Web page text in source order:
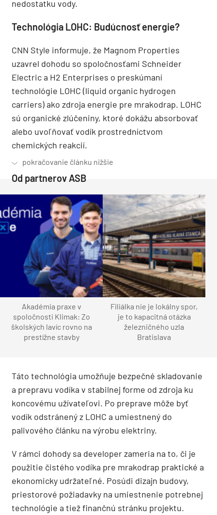
nedostatku vody.
Technológia LOHC: Budúcnosť energie?
CNN Style informuje, že Magnom Properties
uzavrel dohodu so spoločnosťami Schneider
Electric a H2 Enterprises o preskúmaní
technológie LOHC (liquid organic hydrogen
carriers) ako zdroja energie pre mrakodrap. LOHC
sú organické zlúčeniny, ktoré dokážu absorbovať
alebo uvoľňovať vodík prostredníctvom
chemických reakcií.
Od partnerov ASB
Akadémia praxe v
spoločnosti Klimak: Zo
školských lavíc rovno na
prestížne stavby
Filiálka nie je lokálny spor,
je to kapacitná otázka
železničného uzla
Bratislava
Táto technológia umožňuje bezpečné skladovanie
a prepravu vodíka v stabilnej forme od zdroja ku
koncovému užívateľovi. Po preprave môže byť
vodík odstránený z LOHC a umiestnený do
palivového článku na výrobu elektriny.
V rámci dohody sa developer zameria na to, či je
použitie čistého vodíka pre mrakodrap praktické a
ekonomicky udržateľné. Posúdi dizajn budovy,
priestorové požiadavky na umiestnenie potrebnej
technológie a tiež finančnú stránku projektu.